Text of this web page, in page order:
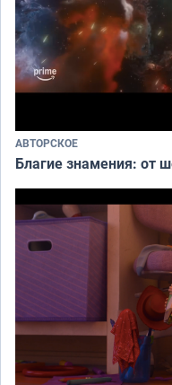
АВТОРСКОЕ
Благие знамения: от